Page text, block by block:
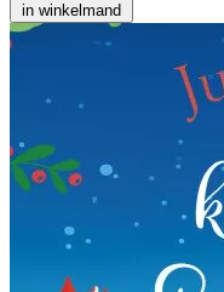
in winkelmand